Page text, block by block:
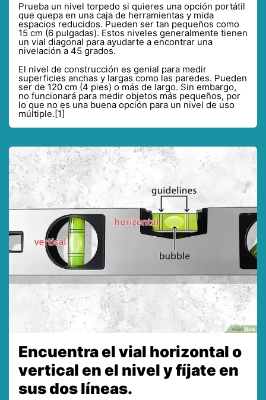
Prueba un nivel torpedo si quieres una opción portátil
que quepa en una caja de herramientas y mida
espacios reducidos. Pueden ser tan pequeños como
15 cm (6 pulgadas). Estos niveles generalmente tienen
un vial diagonal para ayudarte a encontrar una
nivelación a 45 grados.
El nivel de construcción es genial para medir
superficies anchas y largas como las paredes. Pueden
ser de 120 cm (4 pies) o más de largo. Sin embargo,
no funcionará para medir objetos más pequeños, por
lo que no es una buena opción para un nivel de uso
múltiple.[1]
Encuentra el vial horizontal o
vertical en el nivel y fíjate en
sus dos líneas.